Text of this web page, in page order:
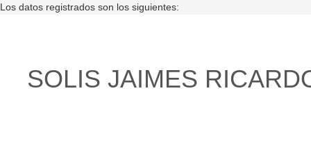
Los datos registrados son los siguientes:
SOLIS JAIMES